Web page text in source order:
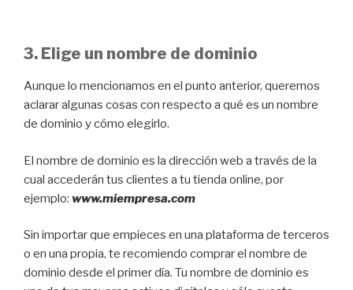
3. Elige un nombre de dominio
Aunque lo mencionamos en el punto anterior, queremos
aclarar algunas cosas con respecto a qué es un nombre
de dominio y cómo elegirlo.
El nombre de dominio es la dirección web a través de la
cual accederán tus clientes a tu tienda online, por
ejemplo: www.miempresa.com
Sin importar que empieces en una plataforma de terceros
o en una propia, te recomiendo comprar el nombre de
dominio desde el primer día. Tu nombre de dominio es